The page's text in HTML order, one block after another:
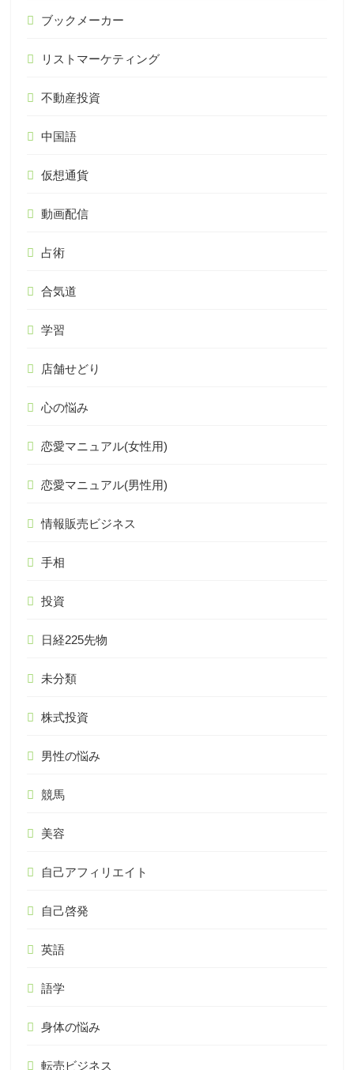
ブックメーカー
リストマーケティング
不動産投資
中国語
仮想通貨
動画配信
占術
合気道
学習
店舗せどり
心の悩み
恋愛マニュアル(女性用)
恋愛マニュアル(男性用)
情報販売ビジネス
手相
投資
日経225先物
未分類
株式投資
男性の悩み
競馬
美容
自己アフィリエイト
自己啓発
英語
語学
身体の悩み
転売ビジネス